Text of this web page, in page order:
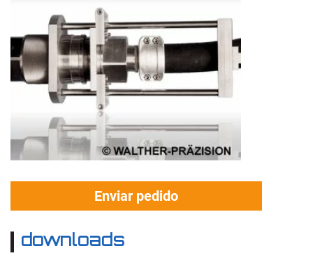
Enviar pedido
downloads